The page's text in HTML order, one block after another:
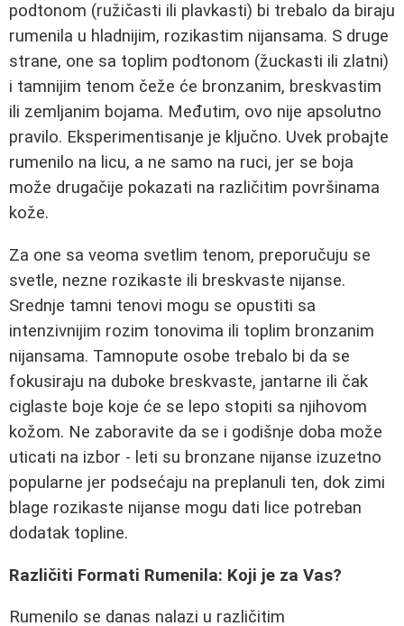
podtonom (ružičasti ili plavkasti) bi trebalo da biraju
rumenila u hladnijim, rozikastim nijansama. S druge
strane, one sa toplim podtonom (žuckasti ili zlatni)
i tamnijim tenom čeže će bronzanim, breskvastim
ili zemljanim bojama. Međutim, ovo nije apsolutno
pravilo. Eksperimentisanje je ključno. Uvek probajte
rumenilo na licu, a ne samo na ruci, jer se boja
može drugačije pokazati na različitim površinama
kože.
Za one sa veoma svetlim tenom, preporučuju se
svetle, nezne rozikaste ili breskvaste nijanse.
Srednje tamni tenovi mogu se opustiti sa
intenzivnijim rozim tonovima ili toplim bronzanim
nijansama. Tamnopute osobe trebalo bi da se
fokusiraju na duboke breskvaste, jantarne ili čak
ciglaste boje koje će se lepo stopiti sa njihovom
kožom. Ne zaboravite da se i godišnje doba može
uticati na izbor - leti su bronzane nijanse izuzetno
popularne jer podsećaju na preplanuli ten, dok zimi
blage rozikaste nijanse mogu dati lice potreban
dodatak topline.
Različiti Formati Rumenila: Koji je za Vas?
Rumenilo se danas nalazi u različitim